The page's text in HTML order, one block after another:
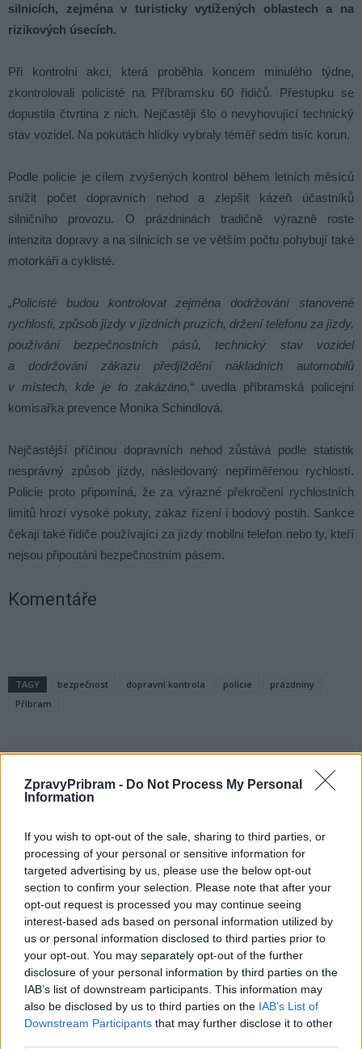
ZpravyPribram - Do Not Process My Personal
Information
If you wish to opt-out of the sale, sharing to third parties, or
processing of your personal or sensitive information for
targeted advertising by us, please use the below opt-out
section to confirm your selection. Please note that after your
opt-out request is processed you may continue seeing
interest-based ads based on personal information utilized by
us or personal information disclosed to third parties prior to
your opt-out. You may separately opt-out of the further
disclosure of your personal information by third parties on the
IAB’s list of downstream participants. This information may
also be disclosed by us to third parties on the IAB’s List of
Downstream Participants that may further disclose it to other
silnicích, zejména v turisticky vytížených oblastech a na
rizikových úsecích.
Při kontrolní akci, která proběhla koncem minulého týdne,
zkontrolovali policisté na Příbramsku 60 řidičů. Přestupku se
dopustila čtvrtina z nich. Nejčastěji šlo o nevyhovující technický
stav vozidel. Na pokutách hlídky vybraly téměř sedm tisíc korun.
Podle policie je cílem zvýšených kontrol během letních měsíců
snížit počet dopravních nehod a zlepšit kázeň účastníků
silničního provozu. O prázdninách tradičně výrazně roste
intenzita dopravy a na silnicích se ve větším počtu pohybují také
motorkáři a cyklisté.
„Policisté budou kontrolovat zejména dodržování stanovené
rychlosti, způsob jízdy v jízdních pruzích, držení telefonu za jízdy,
používání bezpečnostních pásů, technický stav vozidel
a dodržování zákazu předjíždění nákladních automobilů
v místech, kde je to zakázáno,“ uvedla příbramská policejní
komisařka prevence Monika Schindlová.
Nejčastější příčinou dopravních nehod zůstává podle statistik
nesprávný způsob jízdy, následovaný nepřiměřenou rychlostí.
Policie proto připomíná, že za výrazné překročení rychlostních
limitů hrozí vysoké pokuty, zákaz řízení i bodový postih. Sankce
čekají také řidiče používající za jízdy mobilní telefon nebo ty, kteří
nejsou připoutáni bezpečnostním pásem.
Komentáře
TAGY bezpečnost dopravní kontrola policie
prázdniny
Příbram
Předchozí článek
Vedení města po roce otočilo.
Zastupitel Václav Dvořák
připomíná ztracený čas
u 2. polikliniky
Následující článek
Na dětském hřišti Pod Čertovým
pahorkem se mají objevovat
injekční stříkačky. Město slíbilo
větší dohled
VÍCE OD AUTORA